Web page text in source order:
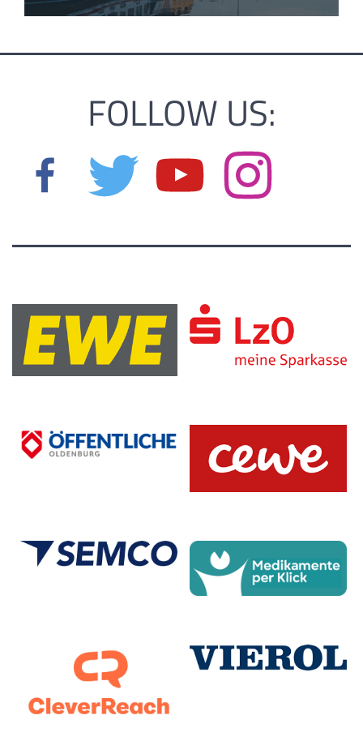
FOLLOW US: